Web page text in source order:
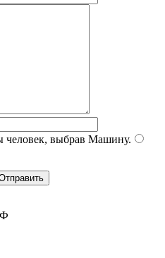
человек, выбрав Машину.